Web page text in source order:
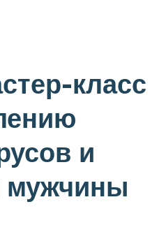
класс
и
мужчины